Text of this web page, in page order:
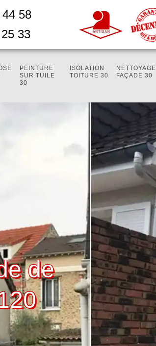
58
33
PEINTURE
SUR TUILE
30
ISOLATION
TOITURE 30
NETTOYAGE
FAÇADE 30
de